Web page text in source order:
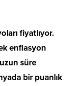
fiyatlıyor.
enflasyon
süre
bir puanlık